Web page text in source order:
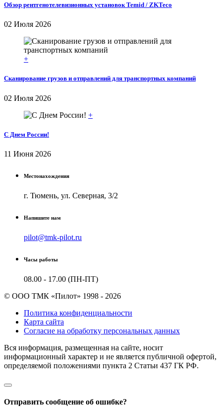
Обзор рентгенотелевизионных установок Temid / ZKTeco
02 Июля 2026
+
Сканирование грузов и отправлений для транспортных компаний
02 Июля 2026
+
С Днем России!
11 Июня 2026
Местонахождения
г. Тюмень, ул. Северная, 3/2
Напишите нам
pilot@tmk-pilot.ru
Часы работы
08.00 - 17.00 (ПН-ПТ)
© ООО ТМК «Пилот» 1998 - 2026
Политика конфиденциальности
Карта сайта
Согласие на обработку персональных данных
Вся информация, размещенная на сайте, носит
информационный характер и не является публичной офертой,
определяемой положениями пункта 2 Cтатьи 437 ГК РФ.
Отправить сообщение об ошибке?